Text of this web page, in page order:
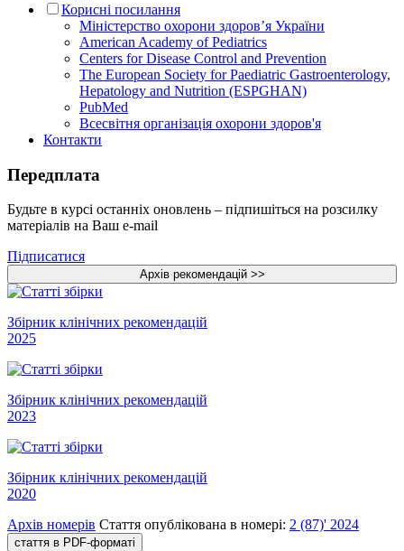
Корисні посилання
Міністерство охорони здоров’я України
American Academy of Pediatrics
Centers for Disease Control and Prevention
The European Society for Paediatric Gastroenterology,
Hepatology and Nutrition (ESPGHAN)
PubMed
Всесвітня організація охорони здоров'я
Контакти
Передплата
Будьте в курсі останніх оновлень – підпишіться на розсилку
матеріалів на Ваш e-mail
Підписатися
Збірник клінічних рекомендацій
2025
Збірник клінічних рекомендацій
2023
Збірник клінічних рекомендацій
2020
Архів номерів Стаття опублікована в номері: 2 (87)' 2024
стаття в PDF-форматі